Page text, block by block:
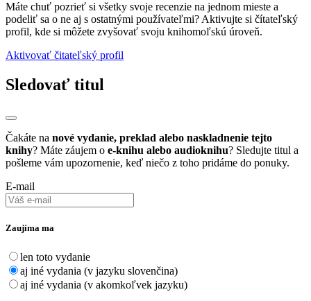
Máte chuť pozrieť si všetky svoje recenzie na jednom mieste a
podeliť sa o ne aj s ostatnými používateľmi? Aktivujte si čítateľský
profil, kde si môžete zvyšovať svoju knihomoľskú úroveň.
Aktivovať čitateľský profil
Sledovať titul
Čakáte na nové vydanie, preklad alebo naskladnenie tejto
knihy? Máte záujem o e-knihu alebo audioknihu? Sledujte titul a
pošleme vám upozornenie, keď niečo z toho pridáme do ponuky.
E-mail
Zaujíma ma
len toto vydanie
aj iné vydania (v jazyku slovenčina)
aj iné vydania (v akomkoľvek jazyku)